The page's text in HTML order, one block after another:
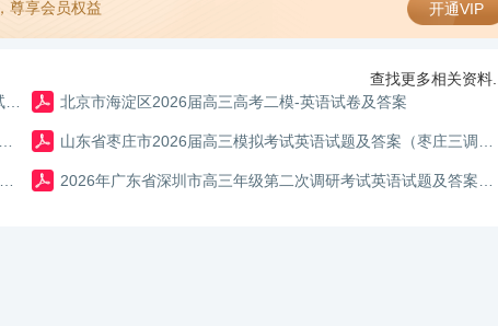
，尊享会员权益 开通VIP
查找更多相关资料...
北京市海淀区2026届高三高考二模-英语试卷及答案